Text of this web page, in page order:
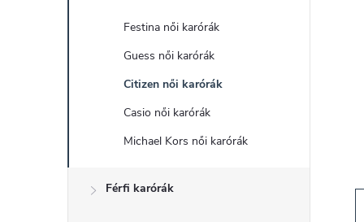
ó
Festina női karórák
Guess női karórák
Citizen női karórák
Casio női karórák
Michael Kors női karórák
Férfi karórák